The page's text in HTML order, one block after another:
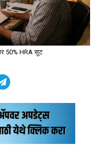
50% HRA सूट